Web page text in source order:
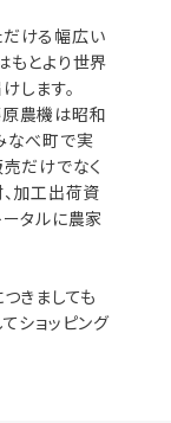
ける幅広い
もとより世界
します。
農機は昭和
なべ町で実
だけでなく
加工出荷資
ータルに農家
きましても
ショッピング